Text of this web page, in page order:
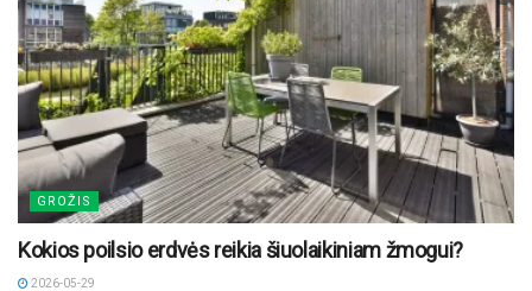
GROŽIS
Kokios poilsio erdvės reikia šiuolaikiniam žmogui?
2026-05-29